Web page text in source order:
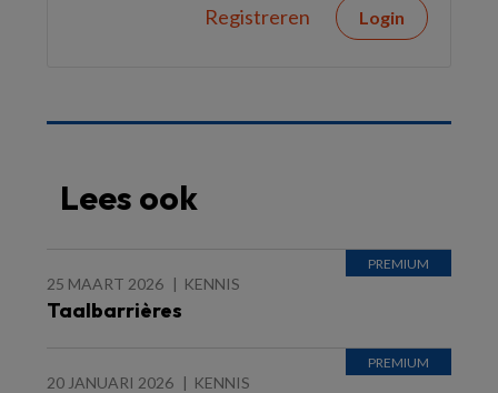
Registreren Login
Lees ook
25 MAART 2026 KENNIS
Taalbarrières
20 JANUARI 2026 KENNIS